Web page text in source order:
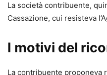
La società contribuente,
Cassazione, cui resisteva
I motivi del
La contribuente proponeva